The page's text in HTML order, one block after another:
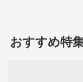
おすすめ特